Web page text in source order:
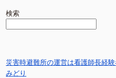
検索
災害時避難所の運営は看護師長経
みどり